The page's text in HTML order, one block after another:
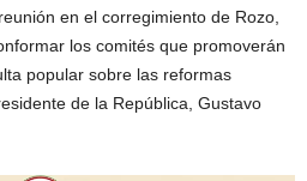
en el corregimiento de Rozo,
los comités que promoverán
popular sobre las reformas
de la República, Gustavo